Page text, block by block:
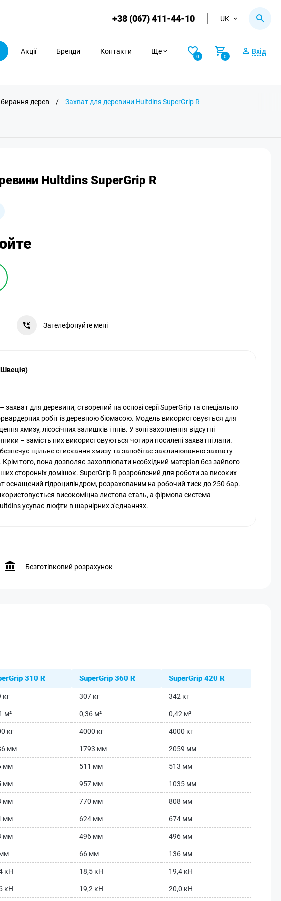
+38 (067) 411-44-10 UK
Акції Бренди Контакти Ще
0 0
Вхід
дерев / Захват для деревини Hultdins SuperGrip R
Hultdins SuperGrip R
Зателефонуйте мені
захват для деревини, створений на основі серії SuperGrip та спеціально
робіт із деревною біомасою. Модель використовується для
хмизу, лісосічних залишків і пнів. У зоні захоплення відсутні
– замість них використовуються чотири посилені захватні лапи.
щільне стискання хмизу та запобігає заклинюванню захвату
Крім того, вона дозволяє захоплювати необхідний матеріал без зайвого
сторонніх домішок. SuperGrip R розроблений для роботи за високих
оснащений гідроциліндром, розрахованим на робочий тиск до 250 бар.
високоміцна листова сталь, а фірмова система
усуває люфти в шарнірних з'єднаннях.
Безготівковий розрахунок
310 R SuperGrip 360 R SuperGrip 420 R
кг 307 кг 342 кг
м² 0,36 м² 0,42 м²
кг 4000 кг 4000 кг
мм 1793 мм 2059 мм
мм 511 мм 513 мм
мм 957 мм 1035 мм
мм 770 мм 808 мм
мм 624 мм 674 мм
мм 496 мм 496 мм
66 мм 136 мм
кН 18,5 кН 19,4 кН
кН 19,2 кН 20,0 кН